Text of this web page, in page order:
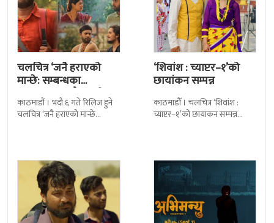
चलचित्र ‘जनै हराएको
मान्छे: सम्बन्धका
धागाहरू’मा जनै कसरी
हराउँछ ?
काठमाडौं । भदौ ६ गते रिलिज हुने
चलचित्र ‘जनै हराएको मान्छे
‘शिवांश : च्याप्टर–१’को
छायांकन सम्पन्न
काठमाडौँ । चलचित्र ‘शिवांश :
च्याप्टर–१’को छायांकन सम्पन्न